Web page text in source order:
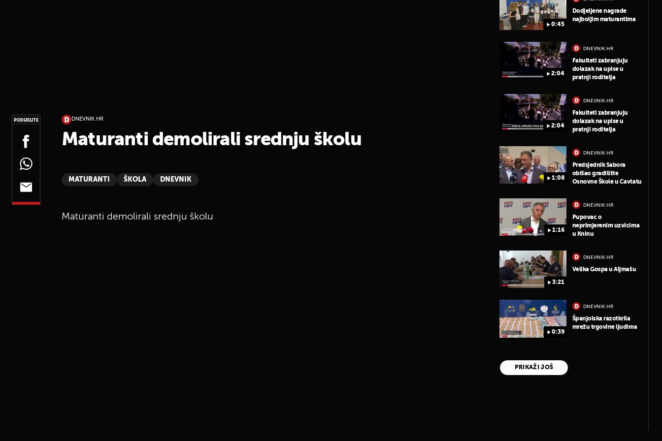
PODIJELITE DNEVNIK.HR
Maturanti demolirali srednju školu
MATURANTI ŠKOLA DNEVNIK
Maturanti demolirali srednju školu
0:45
Dodjeljene nagrade
najboljim maturantima
2:04
DNEVNIK.HR
Fakulteti zabranjuju
dolazak na upise u
pratnji roditelja
2:04
DNEVNIK.HR
Fakulteti zabranjuju
dolazak na upise u
pratnji roditelja
1:08
DNEVNIK.HR
Predsjednik Sabora
obišao gradilište
Osnovne Škole u Cavtatu
1:16
DNEVNIK.HR
Pupovac o
neprimjerenim uzvicima
u Kninu
3:21
DNEVNIK.HR
Velika Gospa u Aljmašu
0:39
DNEVNIK.HR
Španjolska razotkrila
mrežu trgovine ljudima
PRIKAŽI JOŠ